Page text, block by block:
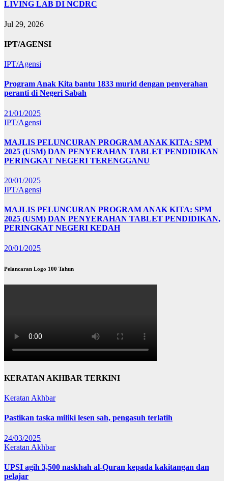
LIVING LAB DI NCDRC
Jul 29, 2026
IPT/AGENSI
IPT/Agensi
Program Anak Kita bantu 1833 murid dengan penyerahan
peranti di Negeri Sabah
21/01/2025
IPT/Agensi
MAJLIS PELUNCURAN PROGRAM ANAK KITA: SPM
2025 (USM) DAN PENYERAHAN TABLET PENDIDIKAN
PERINGKAT NEGERI TERENGGANU
20/01/2025
IPT/Agensi
MAJLIS PELUNCURAN PROGRAM ANAK KITA: SPM
2025 (USM) DAN PENYERAHAN TABLET PENDIDIKAN,
PERINGKAT NEGERI KEDAH
20/01/2025
Pelancaran Logo 100 Tahun
KERATAN AKHBAR TERKINI
Keratan Akhbar
Pastikan taska miliki lesen sah, pengasuh terlatih
24/03/2025
Keratan Akhbar
UPSI agih 3,500 naskhah al-Quran kepada kakitangan dan
pelajar